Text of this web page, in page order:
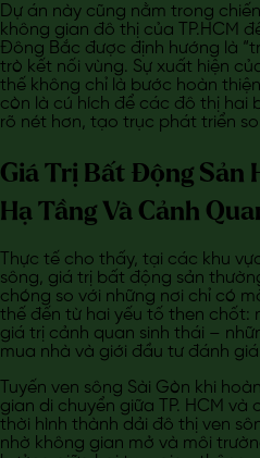
Dự án này cũng nằm trong
không gian đô thị của TP.HCM
Đông Bắc được định hướng là
trò kết nối vùng. Sự xuất hiện
thế không chỉ là bước hoàn
còn là cú hích để các đô thị hai
rõ nét hơn, tạo trục phát triển
Giá Trị Bất Động Sản
Hạ Tầng Và Cảnh
Thực tế cho thấy, tại các khu
sông, giá trị bất động sản
chóng so với những nơi chỉ có
thế đến từ hai yếu tố then chốt:
giá trị cảnh quan sinh thái –
mua nhà và giới đầu tư đánh
Tuyến ven sông Sài Gòn khi
gian di chuyển giữa TP. HCM
thời hình thành dải đô thị ven
nhờ không gian mở và môi